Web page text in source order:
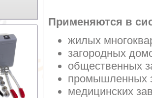
Применяются в
жилых
загородных
общественных
промышленных
медицинских